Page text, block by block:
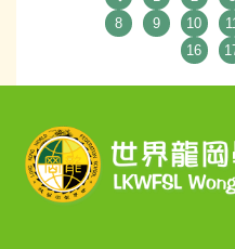
8
9 10
16